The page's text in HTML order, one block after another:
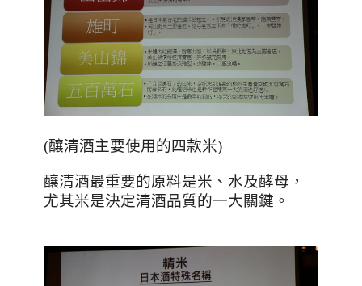
(釀清酒主要使用的四款米)
釀清酒最重要的原料是米、水及酵母，
尤其米是決定清酒品質的一大關鍵。